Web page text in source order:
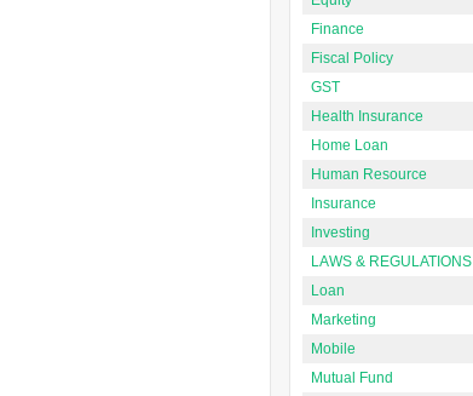
Finance
Fiscal Policy
GST
Health Insurance
Home Loan
Human Resource
Insurance
Investing
LAWS & REGULATIONS
Loan
Marketing
Mobile
Mutual Fund